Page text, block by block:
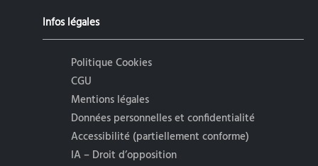
Infos légales
Politique Cookies
CGU
Mentions légales
Données personnelles et confidentialité
Accessibilité (partiellement conforme)
IA – Droit d’opposition